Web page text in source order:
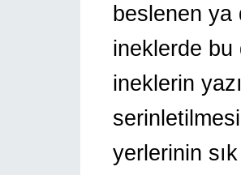
beslenen ya
ineklerde bu
ineklerin
yerlerinin